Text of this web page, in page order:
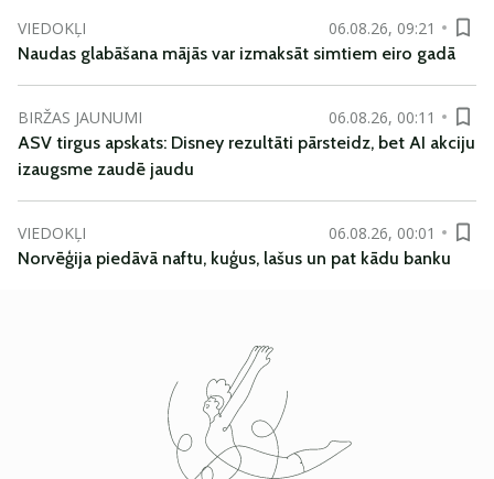
VIEDOKĻI
06.08.26, 09:21
Naudas glabāšana mājās var izmaksāt simtiem eiro gadā
BIRŽAS JAUNUMI
06.08.26, 00:11
ASV tirgus apskats: Disney rezultāti pārsteidz, bet AI akciju
izaugsme zaudē jaudu
VIEDOKĻI
06.08.26, 00:01
Norvēģija piedāvā naftu, kuģus, lašus un pat kādu banku